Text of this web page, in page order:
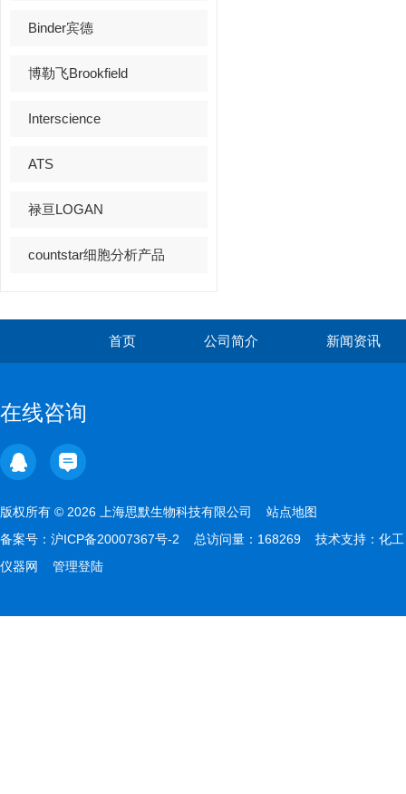
Binder宾德
博勒飞Brookfield
Interscience
ATS
禄亘LOGAN
countstar细胞分析产品
首页 公司简介 新闻资讯
在线咨询
版权所有 © 2026 上海思默生物科技有限公司 站点地图
备案号： 沪ICP备20007367号-2 总访问量：168269 技术支持： 化工
仪器网
管理登陆